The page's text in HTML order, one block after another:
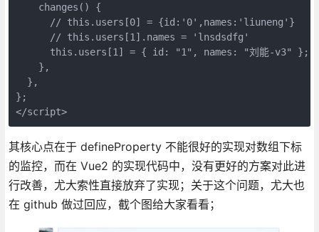
    changes() {
      // this.users[0] = {id:'0',names:'liuneng'}
      // this.users[1].names = 'lnsdsdfg'
      this.users[1] = { id: "1", names: "刘能-v3" };
    },
  },
};
</script>
其核心点在于 defineProperty 不能很好的实现对数组下标
的监控，而在 Vue2 的实现代码中，没有更好的方案对此进
行改善，尤大索性直接放弃了实现；关于这个问题，尤大也
在 github 做过回应，截个图给大家看看；